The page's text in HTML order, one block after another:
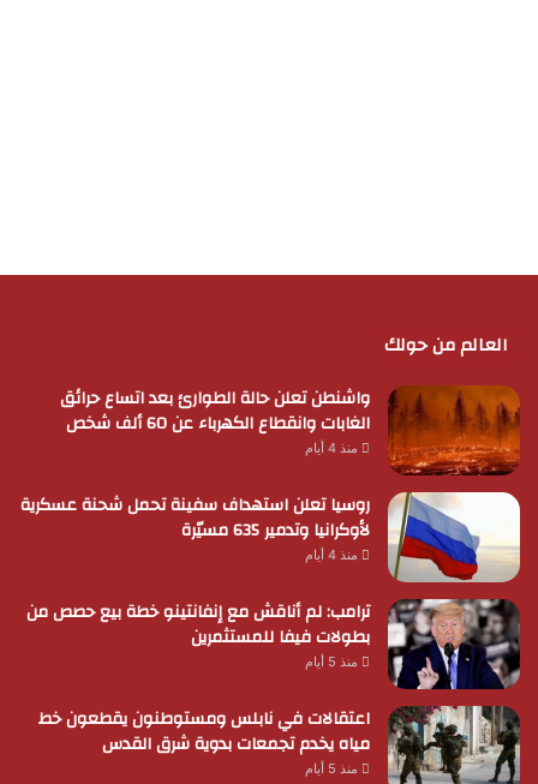
العالم من حولك
واشنطن تعلن حالة الطوارئ بعد اتساع حرائق
الغابات وانقطاع الكهرباء عن 60 ألف شخص
منذ 4 أيام
روسيا تعلن استهداف سفينة تحمل شحنة عسكرية
لأوكرانيا وتدمير 635 مسيّرة
منذ 4 أيام
ترامب: لم أناقش مع إنفانتينو خطة بيع حصص من
بطولات فيفا للمستثمرين
منذ 5 أيام
اعتقالات في نابلس ومستوطنون يقطعون خط
مياه يخدم تجمعات بدوية شرق القدس
منذ 5 أيام